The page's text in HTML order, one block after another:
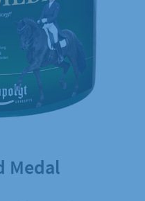
Medal